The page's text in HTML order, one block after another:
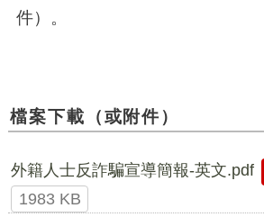
件）。
檔案下載（或附件）
外籍人士反詐騙宣導簡報-英文.pdf
1983 KB